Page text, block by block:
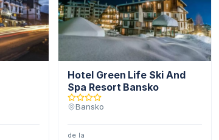
Hotel Green Life Ski And
Spa Resort Bansko
Bansko
de la